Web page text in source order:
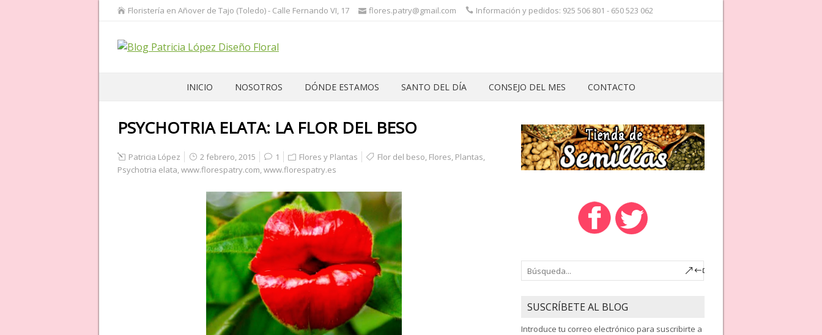
Floristería en Añover de Tajo (Toledo) - Calle Fernando VI, 17 flores.patry@gmail.com Información y pedidos: 925 506 801 - 650 523 062
INICIO NOSOTROS DÓNDE ESTAMOS SANTO DEL DÍA CONSEJO DEL MES CONTACTO
PSYCHOTRIA ELATA: LA FLOR DEL BESO
Patricia López 2 febrero, 2015 1 Flores y Plantas Flor del beso, Flores, Plantas,
Psychotria elata,www.florespatry.com,www.florespatry.es
SUSCRÍBETE AL BLOG
Introduce tu correo electrónico para suscribirte a